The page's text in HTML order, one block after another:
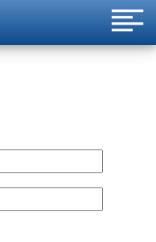
können, bitte ein